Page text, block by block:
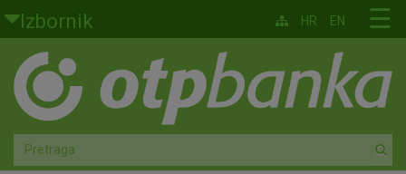
Skoči na glavni sadržaj
Izbornik
Građani
Privatno bankarstvo
Agro
☰
HR EN